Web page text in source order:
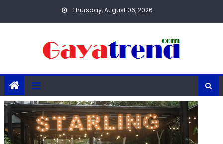
Thursday, August 06, 2026